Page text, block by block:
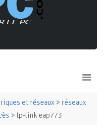
Tabletteset réseaux > réseaux
> tp-link eap773